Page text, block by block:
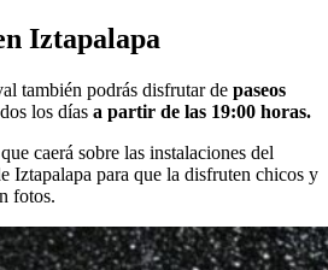
Iztapalapa
también podrás disfrutar de paseos
los días a partir de las 19:00 horas.
que caerá sobre las instalaciones del
Iztapalapa para que la disfruten chicos y
fotos.